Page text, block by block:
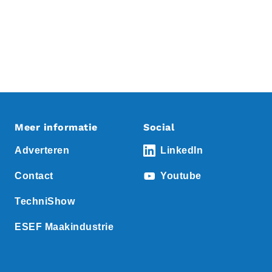
Meer informatie
Adverteren
Contact
TechniShow
ESEF Maakindustrie
Social
LinkedIn
Youtube